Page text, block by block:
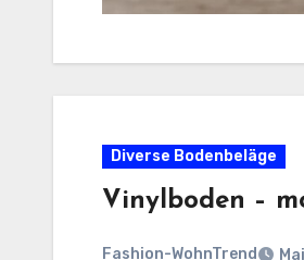
Diverse Bodenbeläge
Vinylboden –
Fashion-WohnTrend